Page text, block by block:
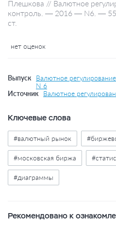
Плешкова // Валютное
контроль. — 2016 — N6. —
ст.
нет оценок
Выпуск
Валютное
N 6
Источник
Валютное
Ключевые слова
#валютный рынок
#московская биржа
#диаграммы
Рекомендовано к